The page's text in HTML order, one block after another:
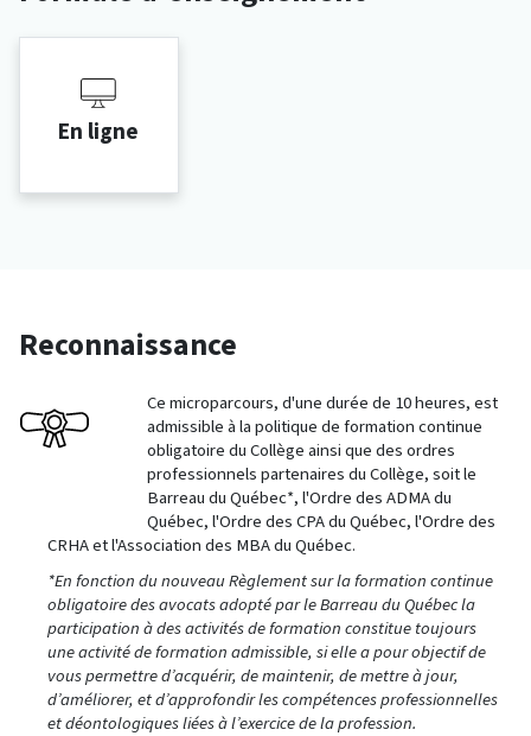
En ligne
Reconnaissance
Ce microparcours, d'une durée de 10 heures, est
admissible à la politique de formation continue
obligatoire du Collège ainsi que des ordres
professionnels partenaires du Collège, soit le
Barreau du Québec*, l'Ordre des ADMA du
Québec, l'Ordre des CPA du Québec, l'Ordre des
CRHA et l'Association des MBA du Québec.
*En fonction du nouveau Règlement sur la formation continue
obligatoire des avocats adopté par le Barreau du Québec la
participation à des activités de formation constitue toujours
une activité de formation admissible, si elle a pour objectif de
vous permettre d’acquérir, de maintenir, de mettre à jour,
d’améliorer, et d’approfondir les compétences professionnelles
et déontologiques liées à l’exercice de la profession.